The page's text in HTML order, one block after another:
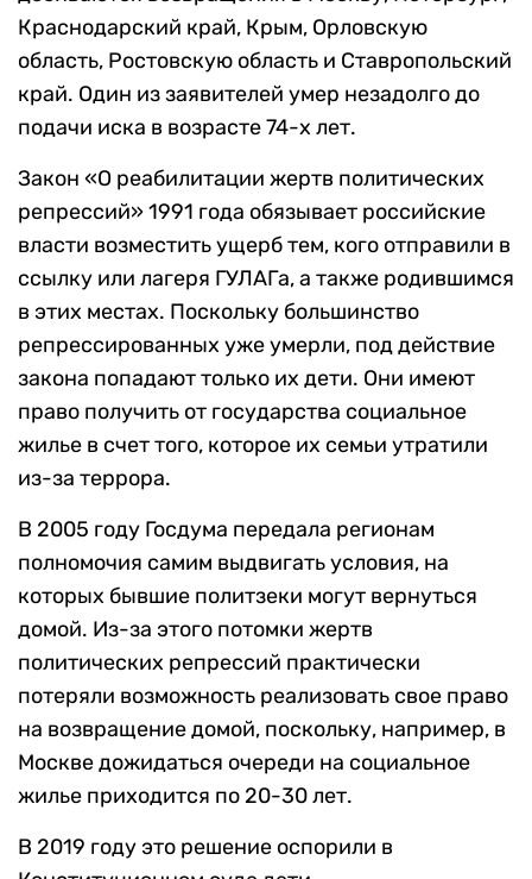
Краснодарский край, Крым, Орловскую
область, Ростовскую область и Ставропольский
край. Один из заявителей умер незадолго до
подачи иска в возрасте 74-х лет.
Закон «О реабилитации жертв политических
репрессий» 1991 года обязывает российские
власти возместить ущерб тем, кого отправили в
ссылку или лагеря ГУЛАГа, а также родившимся
в этих местах. Поскольку большинство
репрессированных уже умерли, под действие
закона попадают только их дети. Они имеют
право получить от государства социальное
жилье в счет того, которое их семьи утратили
из-за террора.
В 2005 году Госдума передала регионам
полномочия самим выдвигать условия, на
которых бывшие политзеки могут вернуться
домой. Из-за этого потомки жертв
политических репрессий практически
потеряли возможность реализовать свое право
на возвращение домой, поскольку, например, в
Москве дожидаться очереди на социальное
жилье приходится по 20-30 лет.
В 2019 году это решение оспорили в